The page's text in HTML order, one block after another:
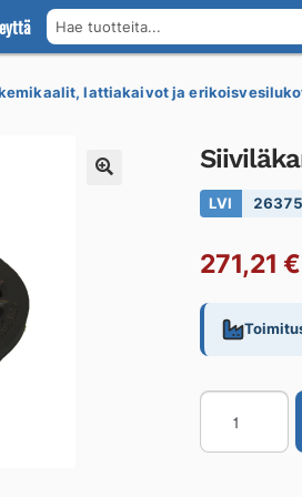
Hae tuotteita...
lattiakaivot ja
LVI
271,21 €
Siiviläkansi
UPONOR
Siiviläkansi